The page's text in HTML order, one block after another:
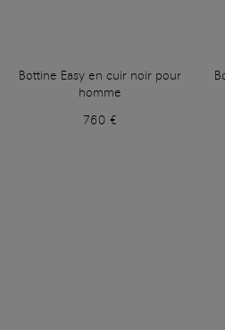
Bottine Easy en cuir noir pour
homme
760 €